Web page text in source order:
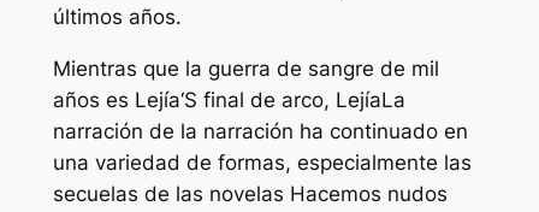
últimos años.
Mientras que la guerra de sangre de mil
años es Lejía‘S final de arco, LejíaLa
narración de la narración ha continuado en
una variedad de formas, especialmente las
secuelas de las novelas Hacemos nudos